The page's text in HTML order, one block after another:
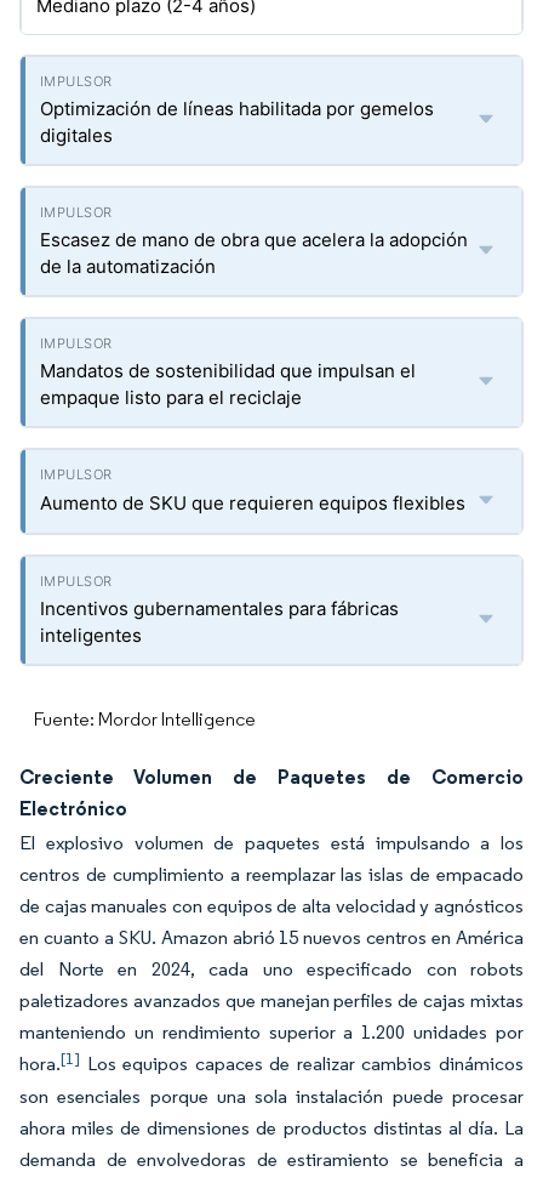
Mediano plazo (2-4 años)
Optimización de líneas habilitada por gemelos
digitales
Escasez de mano de obra que acelera la adopción
de la automatización
Mandatos de sostenibilidad que impulsan el
empaque listo para el reciclaje
Aumento de SKU que requieren equipos flexibles
Incentivos gubernamentales para fábricas
inteligentes
Fuente: Mordor Intelligence
Creciente Volumen de Paquetes de Comercio
Electrónico
El explosivo volumen de paquetes está impulsando a los
centros de cumplimiento a reemplazar las islas de empacado
de cajas manuales con equipos de alta velocidad y agnósticos
en cuanto a SKU. Amazon abrió 15 nuevos centros en América
del Norte en 2024, cada uno especificado con robots
paletizadores avanzados que manejan perfiles de cajas mixtas
manteniendo un rendimiento superior a 1.200 unidades por
hora.[1] Los equipos capaces de realizar cambios dinámicos
son esenciales porque una sola instalación puede procesar
ahora miles de dimensiones de productos distintas al día. La
demanda de envolvedoras de estiramiento se beneficia a